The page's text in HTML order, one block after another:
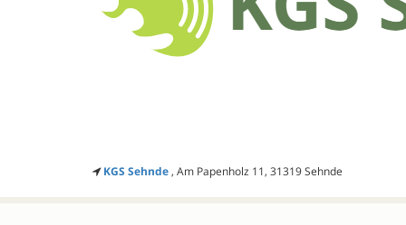
KGS Sehnde, Am Papenholz 11, 31319 Sehnde